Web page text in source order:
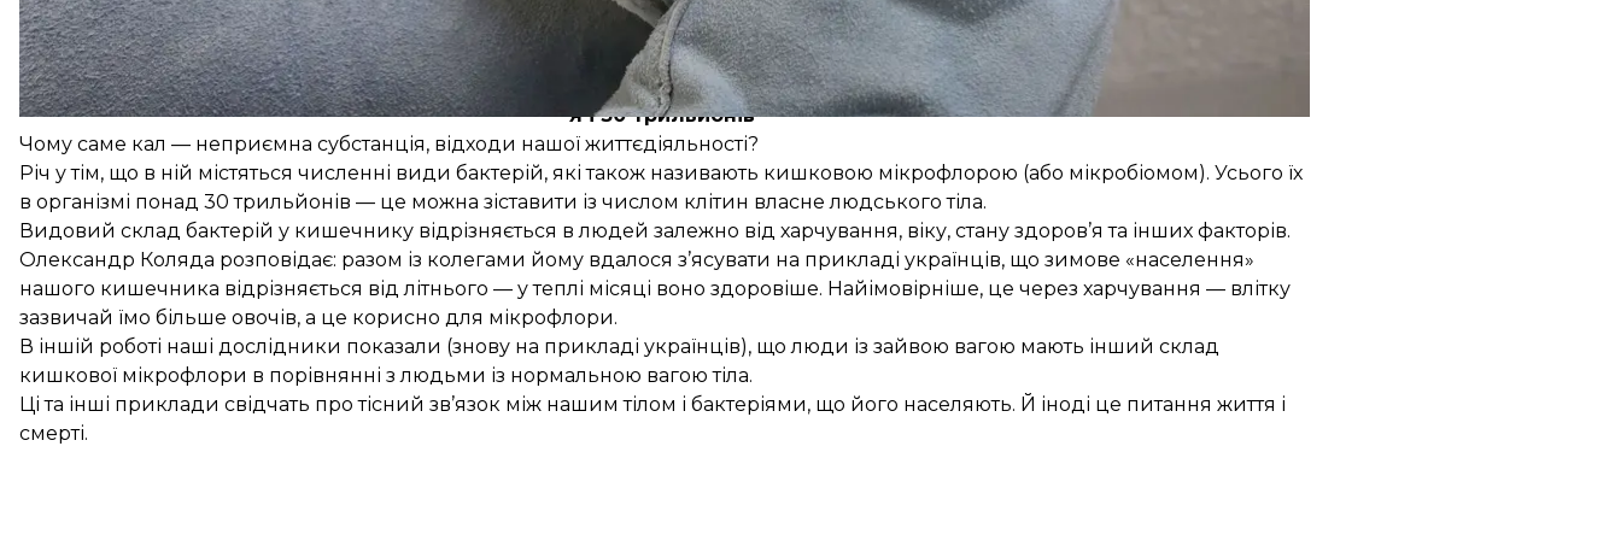
Про перспективи трансплантації калу hromadske поговорило з генетиком, дослідником процесів старіння, кандидатом
біологічних наук Олександром Колядою.
Я і 30 трильйонів
Чому саме кал — неприємна субстанція, відходи нашої життєдіяльності?
Річ у тім, що в ній містяться численні види бактерій, які також називають кишковою мікрофлорою (або мікробіомом). Усього їх
в організмі понад 30 трильйонів — це можна зіставити із числом клітин власне людського тіла.
Видовий склад бактерій у кишечнику відрізняється в людей залежно від харчування, віку, стану здоров’я та інших факторів.
Олександр Коляда розповідає: разом із колегами йому вдалося з’ясувати на прикладі українців, що зимове «населення»
нашого кишечника відрізняється від літнього — у теплі місяці воно здоровіше. Найімовірніше, це через харчування — влітку
зазвичай їмо більше овочів, а це корисно для мікрофлори.
В іншій роботі наші дослідники показали (знову на прикладі українців), що люди із зайвою вагою мають інший склад
кишкової мікрофлори в порівнянні з людьми із нормальною вагою тіла.
Ці та інші приклади свідчать про тісний зв’язок між нашим тілом і бактеріями, що його населяють. Й іноді це питання життя і
смерті.